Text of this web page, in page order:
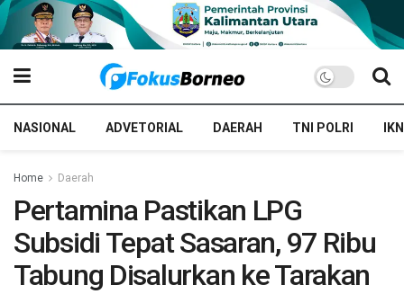
NASIONAL ADVETORIAL DAERAH TNI POLRI IKN
Home Daerah
Pertamina Pastikan LPG
Subsidi Tepat Sasaran, 97 Ribu
Tabung Disalurkan ke Tarakan